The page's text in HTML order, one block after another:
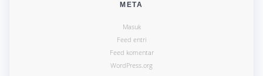
META
Masuk
Feed entri
Feed komentar
WordPress.org